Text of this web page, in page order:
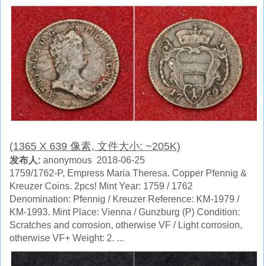
(1365 X 639 像素, 文件大小: ~205K)
发布人: anonymous 2018-06-25
1759/1762-P, Empress Maria Theresa. Copper Pfennig &
Kreuzer Coins. 2pcs! Mint Year: 1759 / 1762
Denomination: Pfennig / Kreuzer Reference: KM-1979 /
KM-1993. Mint Place: Vienna / Gunzburg (P) Condition:
Scratches and corrosion, otherwise VF / Light corrosion,
otherwise VF+ Weight: 2. ...